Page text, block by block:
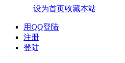
设为首页收藏本站
用QQ登陆
注册
登陆